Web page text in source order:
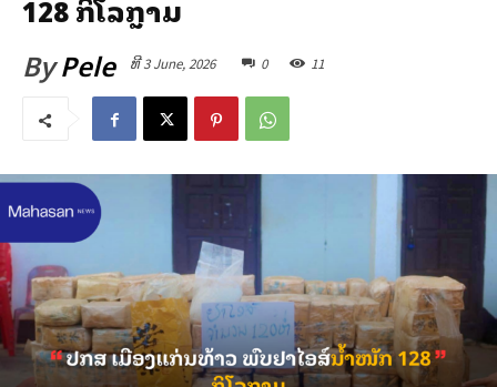
128 ກິໂລກຼາມ
ByPele ທີ 3 June, 2026 0 11